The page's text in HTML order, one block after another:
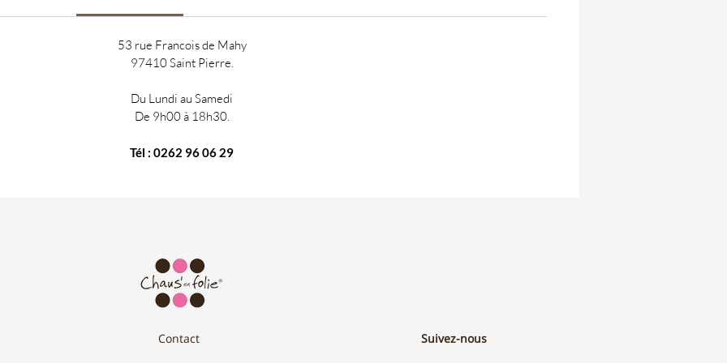
53 rue Francois de Mahy
97410 Saint Pierre.
Du Lundi au Samedi
De 9h00 à 18h30.
Tél : 0262 96 06 29
Contact
Suivez-nous